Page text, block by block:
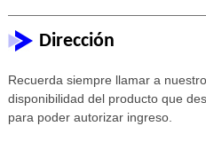
Dirección
Recuerda siempre llamar a
disponibilidad del producto que
para poder autorizar ingreso.